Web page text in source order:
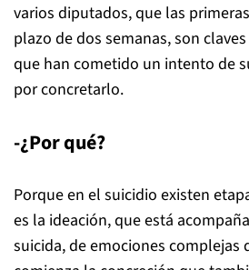
varios diputados, que las
plazo de dos semanas, son
que han cometido un intento de
por concretarlo.
-¿Por qué?
Porque en el suicidio existen
es la ideación, que está
suicida, de emociones complejas